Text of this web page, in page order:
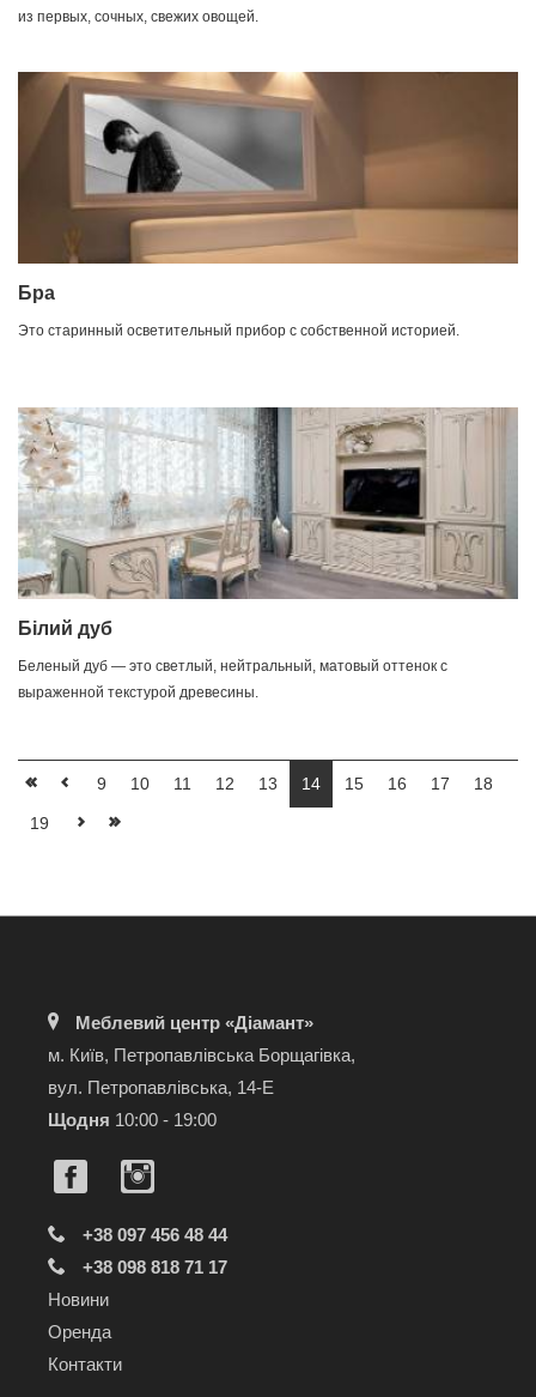
из первых, сочных, свежих овощей.
Бра
Это старинный осветительный прибор с собственной историей.
Білий дуб
Беленый дуб — это светлый, нейтральный, матовый оттенок с
выраженной текстурой древесины.
9 10 11 12 13 14 15 16 17 18
19
Меблевий центр «Діамант»
м. Київ, Петропавлівська Борщагівка,
вул. Петропавлівська, 14-Е
Щодня 10:00 - 19:00
+38 097 456 48 44
+38 098 818 71 17
Новини
Оренда
Контакти